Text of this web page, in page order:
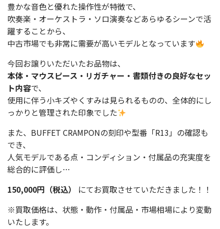
豊かな音色と優れた操作性が特徴で、
吹奏楽・オーケストラ・ソロ演奏などあらゆるシーンで活
躍することから、
中古市場でも非常に需要が高いモデルとなっています
今回お譲りいただいたお品物は、
本体・マウスピース・リガチャー・書類付きの良好なセッ
ト内容で、
使用に伴う小キズやくすみは見られるものの、全体的にし
っかりと管理された印象でした
また、BUFFET CRAMPONの刻印や型番「R13」の確認も
でき、
人気モデルである点・コンディション・付属品の充実度を
総合的に評価し…
150,000円（税込）
にてお買取させていただきました！！
※買取価格は、状態・動作・付属品・市場相場により変動
いたします。